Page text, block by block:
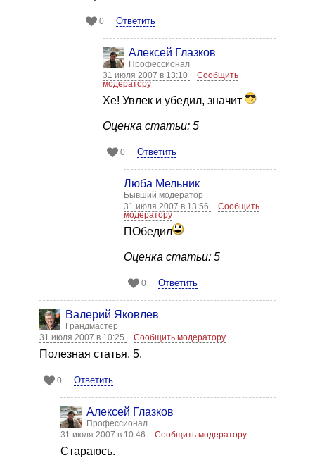
0 Ответить
Алексей Глазков
Профессионал
31 июля 2007 в 13:10
Сообщить
модератору
Хе! Увлек и убедил, значит
Оценка статьи: 5
0 Ответить
Люба Мельник
Бывший модератор
31 июля 2007 в 13:56
Сообщить
модератору
ПОбедил
Оценка статьи: 5
0 Ответить
Валерий Яковлев
Грандмастер
31 июля 2007 в 10:25
Сообщить модератору
Полезная статья. 5.
0 Ответить
Алексей Глазков
Профессионал
31 июля 2007 в 10:46
Сообщить модератору
Стараюсь.